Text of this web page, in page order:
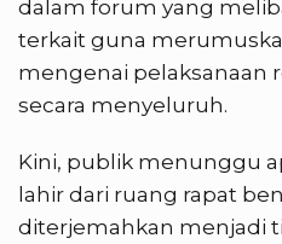
dalam forum yang
terkait guna
mengenai pelaksanaan
secara menyeluruh.
Kini, publik menunggu
lahir dari ruang rapat
diterjemahkan menjadi